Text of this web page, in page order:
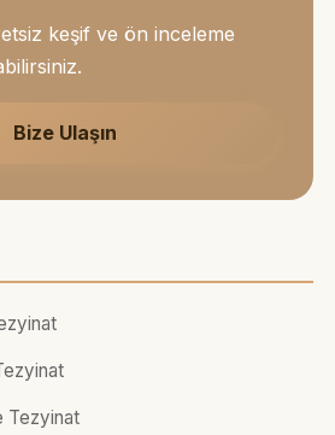
keşif ve ön inceleme
Bize Ulaşın
Tezyinat